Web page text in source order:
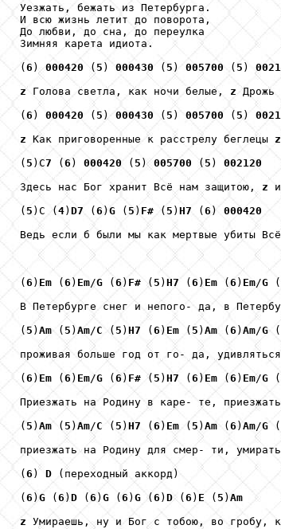
Уезжать, бежать из Петербурга.
И всю жизнь летит до поворота,
До любви, до сна, до переулка
Зимняя карета идиота.
( 6 ) 000420 ( 5 ) 000430 ( 5 ) 005700 ( 5 )
z Голова светла, как ночи белые, z Дрожь
( 6 ) 000420 ( 5 ) 000430 ( 5 ) 005700 ( 5 )
z Как приговоренные к расстрелу беглецы z
( 5 )С7 ( 6 ) 000420 ( 5 ) 005700 (5 ) 002120
Здесь нас Бог хранит Всё нам защитою, z
(5 )С ( 4) D7 ( 6 )G ( 5) F# ( 5 ) H7 ( 6 ) 000420
Ведь если б были мы как мертвые убиты
( 6 ) Em ( 6 ) Em/G ( 6) F# ( 5 ) H7 ( 6 ) Em ( 6 ) Em/G (
В Петербурге снег и непого- да, в
( 5 ) Am ( 5 ) Am/C ( 5 ) H7 ( 6 ) Em ( 5 ) Am ( 6 )Am/G (
проживая больше год от го- да,
( 6 ) Em ( 6 ) Em/G ( 6) F# ( 5 ) H7 ( 6) Em ( 6 ) Em/G (
Приезжать на Родину в каре- те,
( 5 ) Am ( 5 )Am/C ( 5 ) H7 ( 6 ) Em ( 5 ) Am ( 6 )Am/G (
приезжать на Родину для смер- ти,
( 6 ) D (переходный аккорд)
( 6 ) G ( 6 )D ( 6 ) G ( 6 ) G ( 6 ) D ( 6 ) E ( 5 )Am
z Умираешь, ну и Бог с тобою, во гробу,